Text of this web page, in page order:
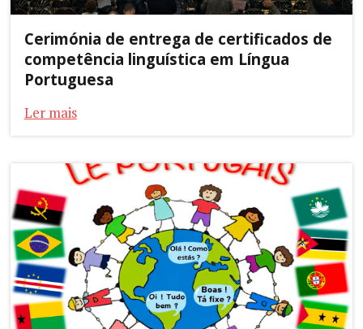
Cerimónia de entrega de certificados de
competência linguística em Língua
Portuguesa
Ler mais